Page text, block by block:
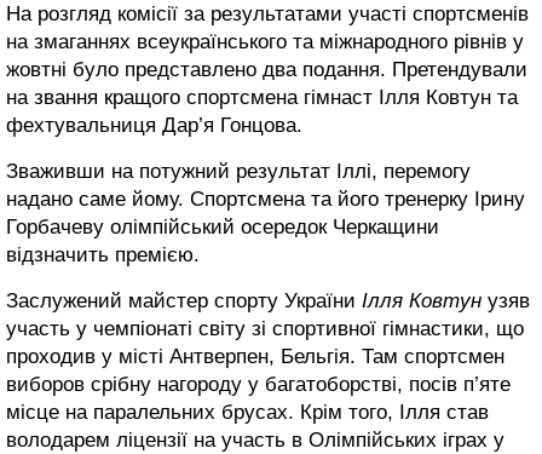
На розгляд комісії за результатами участі спортсменів
на змаганнях всеукраїнського та міжнародного рівнів у
жовтні було представлено два подання. Претендували
на звання кращого спортсмена гімнаст Ілля Ковтун та
фехтувальниця Дар’я Гонцова.
Зваживши на потужний результат Іллі, перемогу
надано саме йому. Спортсмена та його тренерку Ірину
Горбачеву олімпійський осередок Черкащини
відзначить премією.
Заслужений майстер спорту України Ілля Ковтун узяв
участь у чемпіонаті світу зі спортивної гімнастики, що
проходив у місті Антверпен, Бельгія. Там спортсмен
виборов срібну нагороду у багатоборстві, посів п’яте
місце на паралельних брусах. Крім того, Ілля став
володарем ліцензії на участь в Олімпійських іграх у